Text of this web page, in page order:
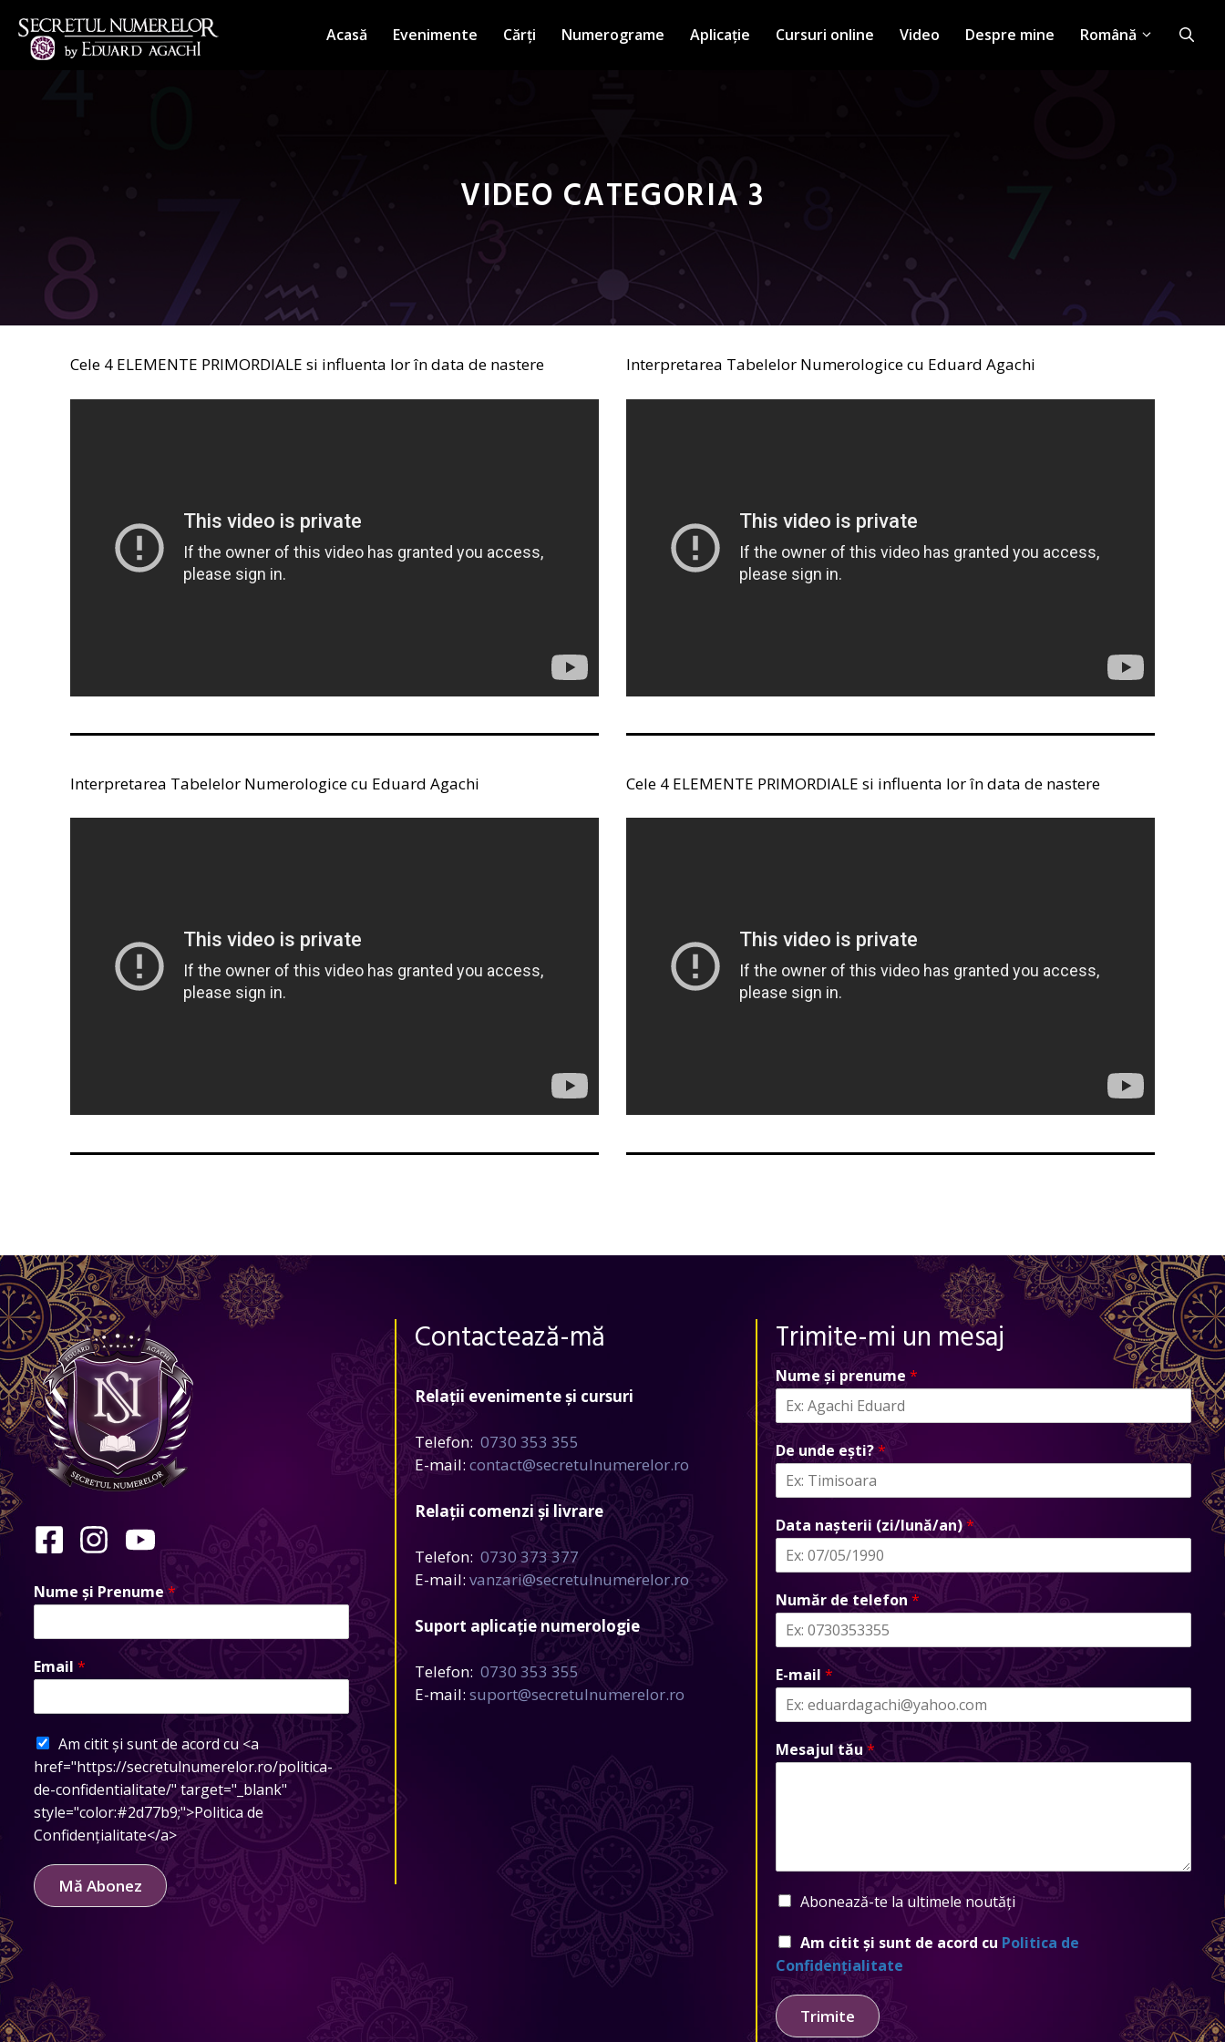
conținut
Acasă Evenimente Cărți Numerograme Aplicație Cursuri online Video Despre mine Română
VIDEO CATEGORIA 3
Cele 4 ELEMENTE PRIMORDIALE si influenta lor în data de nastere Interpretarea Tabelelor Numerologice cu Eduard Agachi
Interpretarea Tabelelor Numerologice cu Eduard Agachi Cele 4 ELEMENTE PRIMORDIALE si influenta lor în data de nastere
Nume și Prenume*
Email *
Am citit și sunt de acord cu <a
href="https://secretulnumerelor.ro/politica-
de-confidentialitate/" target="_blank"
style="color:#2d77b9;">Politica de
Confidențialitate</a>
Mă Abonez
Contactează-mă
Relații evenimente și cursuri
Telefon: 0730 353 355
E-mail: contact@secretulnumerelor.ro
Relații comenzi și livrare
Telefon: 0730 373 377
E-mail: vanzari@secretulnumerelor.ro
Suport aplicație numerologie
Telefon: 0730 353 355
E-mail: suport@secretulnumerelor.ro
Trimite-mi un mesaj
Nume și prenume *
De unde ești?*
Data nașterii (zi/lună/an)*
Număr de telefon *
E-mail *
Mesajul tău *
Abonează-te la ultimele noutăți
Am citit și sunt de acord cu Politica de
Confidențialitate
Trimite